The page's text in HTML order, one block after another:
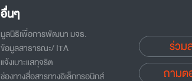
อื่นๆ
มูลนิธิเพื่อการพัฒนา มจธ.
ข้อมูลสาธารณะ/ ITA
แจ้งเบาะแสทุจริต
ช่องทางสื่อสารทางอิเล็กทรอนิกส์
ร่วม
ถามต